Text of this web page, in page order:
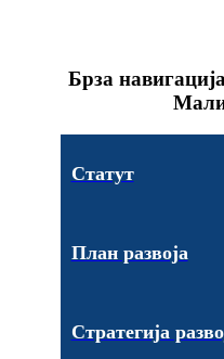
Брза
Статут
План развоја
Стратегија